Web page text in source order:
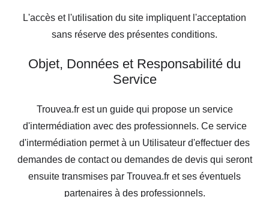
L'accès et l'utilisation du site impliquent l'acceptation
sans réserve des présentes conditions.
Objet, Données et Responsabilité du
Service
Trouvea.fr est un guide qui propose un service
d'intermédiation avec des professionnels. Ce service
d'intermédiation permet à un Utilisateur d'effectuer des
demandes de contact ou demandes de devis qui seront
ensuite transmises par Trouvea.fr et ses éventuels
partenaires à des professionnels.